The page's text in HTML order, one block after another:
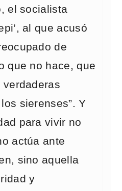
el socialista
al que acusó
de
que no hace, que
sierenses”. Y
para vivir no
actúa ante
sino aquella
y